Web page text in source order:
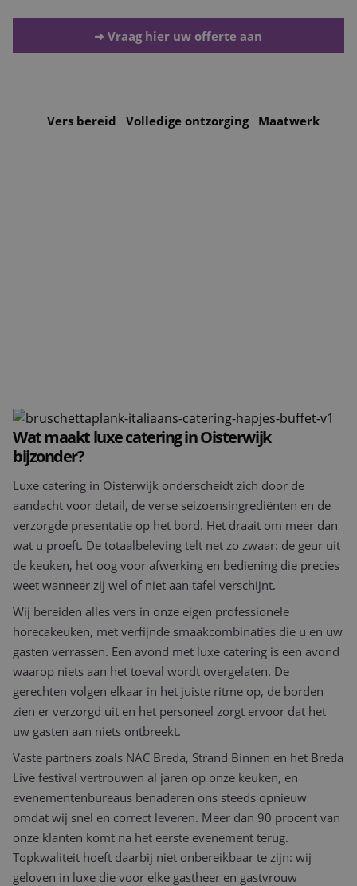
➜ Vraag hier uw offerte aan
Vers bereid Volledige ontzorging Maatwerk
Wat maakt luxe catering in Oisterwijk
bijzonder?
Luxe catering in Oisterwijk onderscheidt zich door de
aandacht voor detail, de verse seizoensingrediënten en de
verzorgde presentatie op het bord. Het draait om meer dan
wat u proeft. De totaalbeleving telt net zo zwaar: de geur uit
de keuken, het oog voor afwerking en bediening die precies
weet wanneer zij wel of niet aan tafel verschijnt.
Wij bereiden alles vers in onze eigen professionele
horecakeuken, met verfijnde smaakcombinaties die u en uw
gasten verrassen. Een avond met luxe catering is een avond
waarop niets aan het toeval wordt overgelaten. De
gerechten volgen elkaar in het juiste ritme op, de borden
zien er verzorgd uit en het personeel zorgt ervoor dat het
uw gasten aan niets ontbreekt.
Vaste partners zoals NAC Breda, Strand Binnen en het Breda
Live festival vertrouwen al jaren op onze keuken, en
evenementenbureaus benaderen ons steeds opnieuw
omdat wij snel en correct leveren. Meer dan 90 procent van
onze klanten komt na het eerste evenement terug.
Topkwaliteit hoeft daarbij niet onbereikbaar te zijn: wij
geloven in luxe die voor elke gastheer en gastvrouw